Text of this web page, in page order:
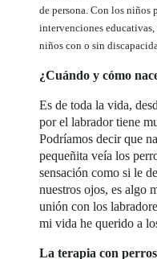
de persona. Con los niños
intervenciones
niños con o sin
¿Cuándo y cómo
Es de toda la vida,
por el labrador tiene
Podríamos decir que
pequeñita veía los
sensación como si le
nuestros ojos, es algo
unión con los
mi vida he querido a
La terapia con perros